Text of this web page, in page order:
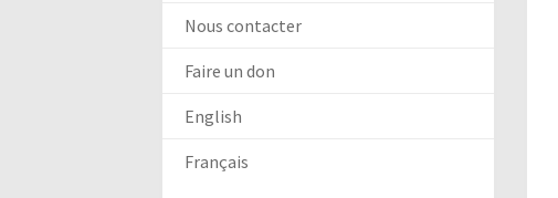
Nous contacter
Faire un don
English
Français